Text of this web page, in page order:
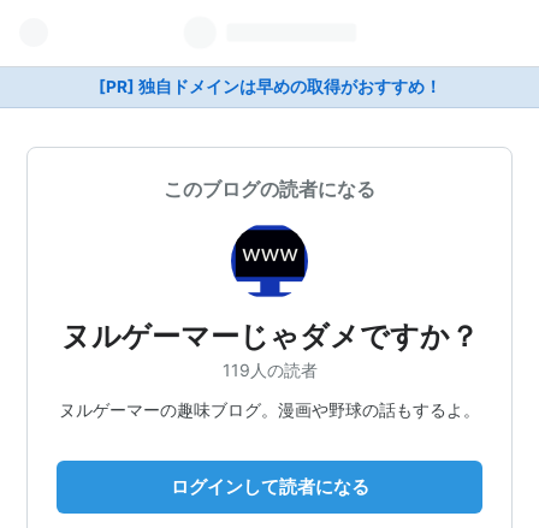
[PR] 独自ドメインは早めの取得がおすすめ！
このブログの読者になる
ヌルゲーマーじゃダメですか？
119人の読者
ヌルゲーマーの趣味ブログ。漫画や野球の話もするよ。
ログインして読者になる